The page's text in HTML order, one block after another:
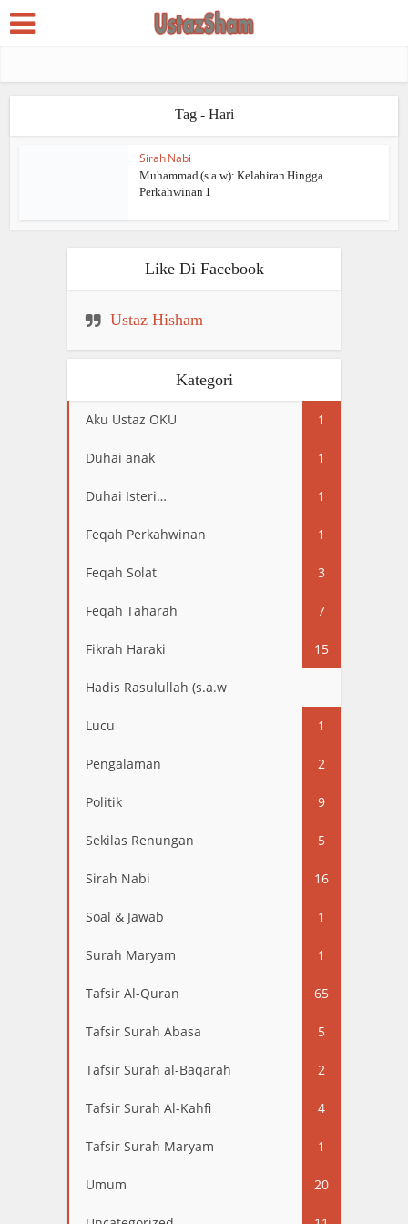
Tag - Hari
Sirah Nabi
Muhammad (s.a.w): Kelahiran Hingga
Perkahwinan 1
Like Di Facebook
Ustaz Hisham
Kategori
Aku Ustaz OKU 1
Duhai anak 1
Duhai Isteri… 1
Feqah Perkahwinan 1
Feqah Solat 3
Feqah Taharah 7
Fikrah Haraki 15
Hadis Rasulullah (s.a.w
Lucu 1
Pengalaman 2
Politik 9
Sekilas Renungan 5
Sirah Nabi 16
Soal & Jawab 1
Surah Maryam 1
Tafsir Al-Quran 65
Tafsir Surah Abasa 5
Tafsir Surah al-Baqarah 2
Tafsir Surah Al-Kahfi 4
Tafsir Surah Maryam 1
Umum 20